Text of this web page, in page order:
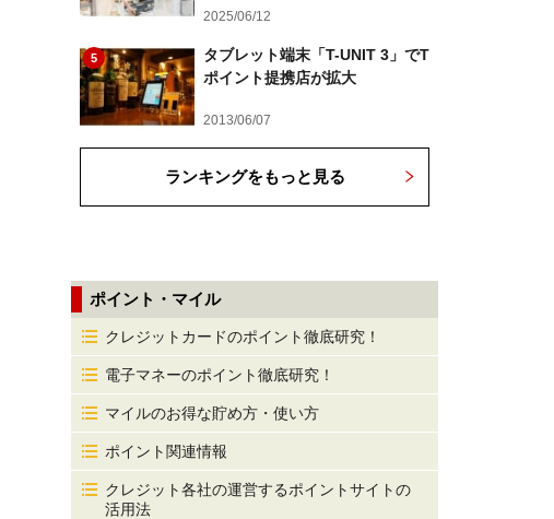
2025/06/12
5
タブレット端末「T-UNIT 3」でT
ポイント提携店が拡大
2013/06/07
ランキングをもっと見る
ポイント・マイル
クレジットカードのポイント徹底研究！
電子マネーのポイント徹底研究！
マイルのお得な貯め方・使い方
ポイント関連情報
クレジット各社の運営するポイントサイトの
活用法